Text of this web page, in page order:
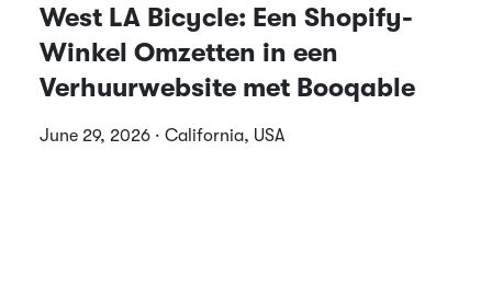
West LA Bicycle: Een Shopify-
Winkel Omzetten in een
Verhuurwebsite met Booqable
June 29, 2026 · California, USA